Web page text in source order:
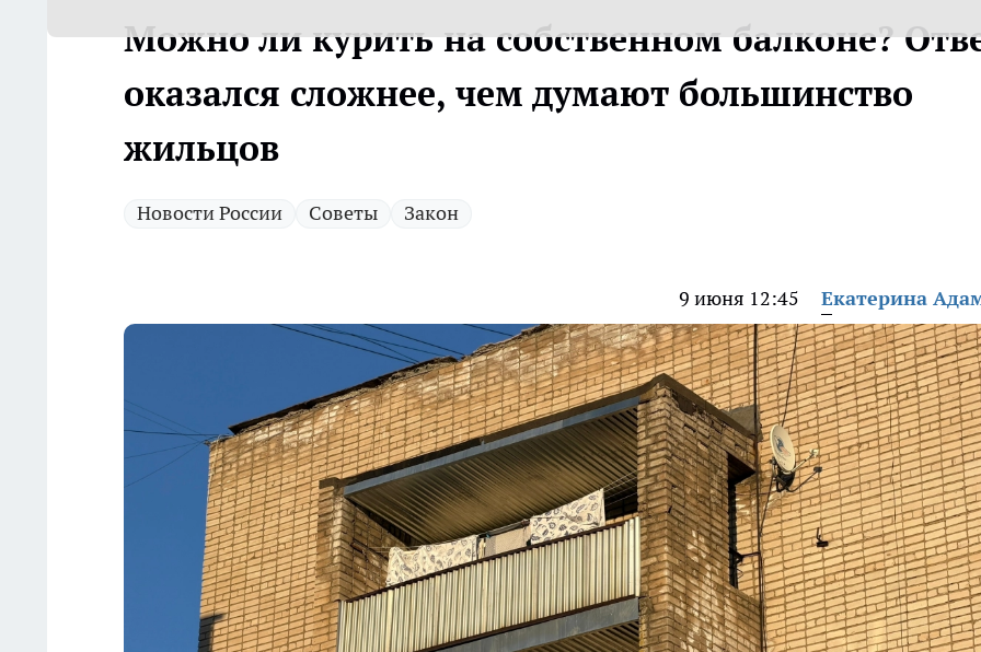
Можно ли курить на собственном балконе?
оказался сложнее, чем думают большинство
жильцов
Новости России Советы Закон
9 июня 12:45 Екатерина